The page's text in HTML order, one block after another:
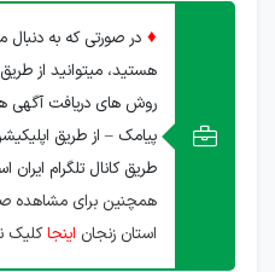
♦ در صورتی که به
هستید، میتوانید از
روش های دریافت آگهی
پیامک – از طریق
طریق کانال تلگرام ایران
همچنین برای مشاهده
استان زنجان اینجاکلیک